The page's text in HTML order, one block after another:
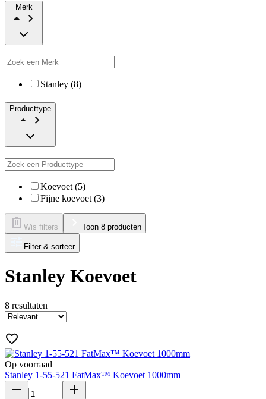
Merk
Stanley (8)
Producttype
Koevoet (5)
Fijne koevoet (3)
Wis filters Toon 8 producten
Filter & sorteer
Stanley Koevoet
8 resultaten
Op voorraad
Stanley 1-55-521 FatMax™ Koevoet 1000mm